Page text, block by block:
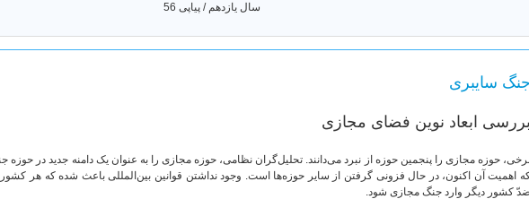
سال یازدهم / پیاپی 56
جنگ سایبری
بررسی ابعاد نوین فضای مجازی
حوزه مجازی را پنجمین حوزه از نبرد می‌دانند. تحلیل‌گران نظامی، حوزه‌ مجازی را به عنوان یک دامنه جدید در حوزه
اهمیت آن اكنون، در حال فزونی گرفتن از سایر حوزه‌ها است. وجود نداشتن قوانین بین‌المللی باعث شده که هر کشوری
کشور دیگر وارد جنگ مجازی شود.